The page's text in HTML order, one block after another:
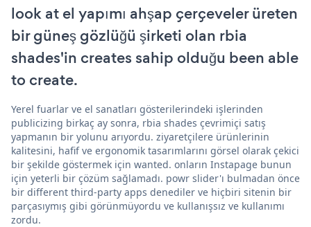
look at el yapımı ahşap çerçeveler üreten
bir güneş gözlüğü şirketi olan rbia
shades'in creates sahip olduğu been able
to create.
Yerel fuarlar ve el sanatları gösterilerindeki işlerinden
publicizing birkaç ay sonra, rbia shades çevrimiçi satış
yapmanın bir yolunu arıyordu. ziyaretçilere ürünlerinin
kalitesini, hafif ve ergonomik tasarımlarını görsel olarak çekici
bir şekilde göstermek için wanted. onların Instapage bunun
için yeterli bir çözüm sağlamadı. powr slider'ı bulmadan önce
bir different third-party apps denediler ve hiçbiri sitenin bir
parçasıymış gibi görünmüyordu ve kullanışsız ve kullanımı
zordu.